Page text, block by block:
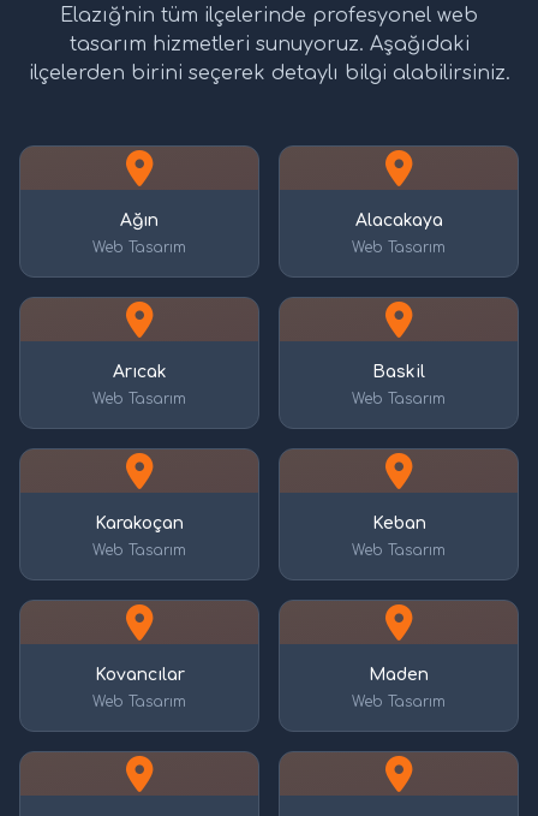
Elazığ'nin tüm ilçelerinde profesyonel web
tasarım hizmetleri sunuyoruz. Aşağıdaki
ilçelerden birini seçerek detaylı bilgi alabilirsiniz.
Ağın
Web Tasarım
Alacakaya
Web Tasarım
Arıcak
Web Tasarım
Baskil
Web Tasarım
Karakoçan
Web Tasarım
Keban
Web Tasarım
Kovancılar
Web Tasarım
Maden
Web Tasarım